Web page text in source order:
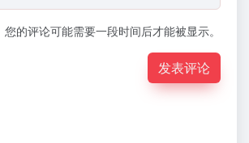
的评论可能需要一段时间后才能被显示。
发表评论